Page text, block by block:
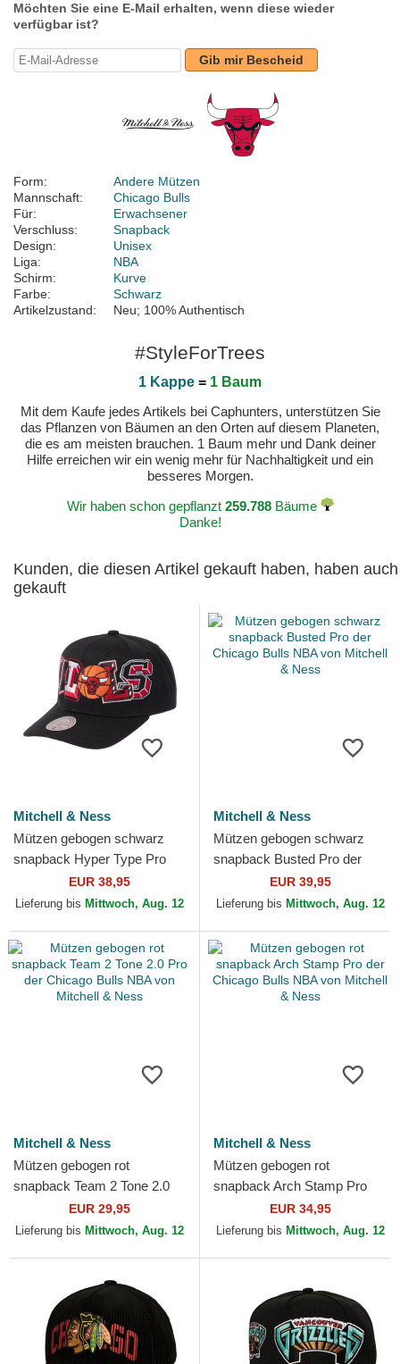
Möchten Sie eine E-Mail erhalten, wenn diese wieder
verfügbar ist?
Gib mir Bescheid
Form:
Andere Mützen
Mannschaft:
Chicago Bulls
Für:
Erwachsener
Verschluss:
Snapback
Design:
Unisex
Liga:
NBA
Schirm:
Kurve
Farbe:
Schwarz
Artikelzustand:
Neu; 100% Authentisch
#StyleForTrees
1 Kappe = 1 Baum
Mit dem Kaufe jedes Artikels bei Caphunters, unterstützen Sie
das Pflanzen von Bäumen an den Orten auf diesem Planeten,
die es am meisten brauchen. 1 Baum mehr und Dank deiner
Hilfe erreichen wir ein wenig mehr für Nachhaltigkeit und ein
besseres Morgen.
Wir haben schon gepflanzt 259.788Bäume
Danke!
Kunden, die diesen Artikel gekauft haben, haben auch
gekauft
Mitchell & Ness
Mützen gebogen schwarz
snapback Hyper Type Pro
der Chicago Bulls NBA von
Mitchell & Ness
EUR 38,95
Lieferung bis Mittwoch, Aug. 12
Mitchell & Ness
Mützen gebogen schwarz
snapback Busted Pro der
Chicago Bulls NBA von
Mitchell & Ness
EUR 39,95
Lieferung bis Mittwoch, Aug. 12
Mitchell & Ness
Mützen gebogen rot
snapback Team 2 Tone 2.0
Pro der Chicago Bulls NBA
von Mitchell & Ness
EUR 29,95
Lieferung bis Mittwoch, Aug. 12
Mitchell & Ness
Mützen gebogen rot
snapback Arch Stamp Pro
der Chicago Bulls NBA von
Mitchell & Ness
EUR 34,95
Lieferung bis Mittwoch, Aug. 12